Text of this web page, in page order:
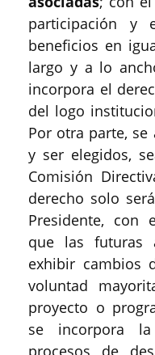
participación y
beneficios en
largo y a lo
incorpora el
del logo
Por otra parte,
y ser elegidos,
Comisión
derecho solo
Presidente, con
que las futuras
exhibir cambios
voluntad
proyecto o
se incorpora
procesos de